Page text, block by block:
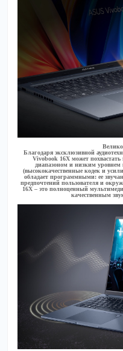
Благодаря эксклюзивной
Vivobook 16X может
диапазоном и низким
(высококачественные кодек и
обладает программными: ее
предпочтений пользователя и
16X – это полноценный
качественным